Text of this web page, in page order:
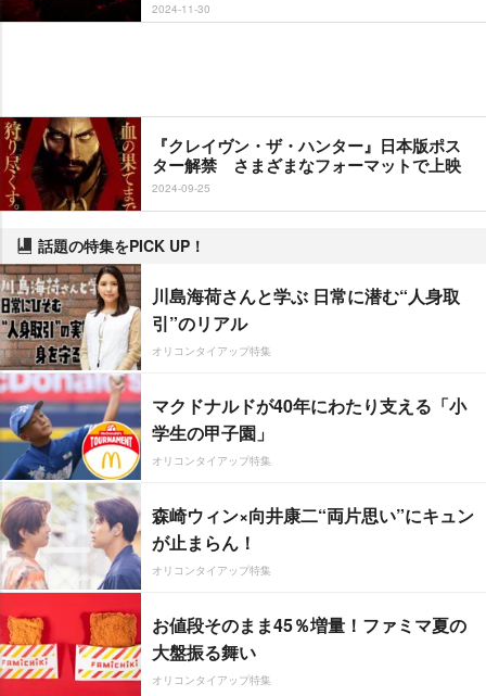
2024-11-30
『クレイヴン・ザ・ハンター』日本版ポス
ター解禁 さまざまなフォーマットで上映
2024-09-25
話題の特集をPICK UP！
川島海荷さんと学ぶ 日常に潜む“人身取
引”のリアル
オリコンタイアップ特集
マクドナルドが40年にわたり支える「小
学生の甲子園」
オリコンタイアップ特集
森崎ウィン×向井康二“両片思い”にキュン
が止まらん！
オリコンタイアップ特集
お値段そのまま45％増量！ファミマ夏の
大盤振る舞い
オリコンタイアップ特集